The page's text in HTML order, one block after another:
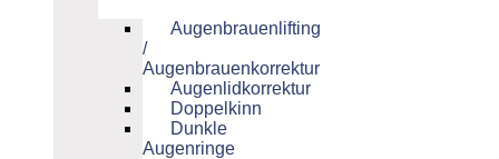
Augenbrauenlifting
/
Augenbrauenkorrektur
Augenlidkorrektur
Doppelkinn
Dunkle
Augenringe